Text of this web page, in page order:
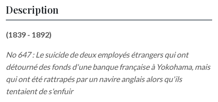
Description
(1839 - 1892)
No 647 : Le suicide de deux employés étrangers qui ont
détourné des fonds d'une banque française à Yokohama, mais
qui ont été rattrapés par un navire anglais alors qu'ils
tentaient de s'enfuir